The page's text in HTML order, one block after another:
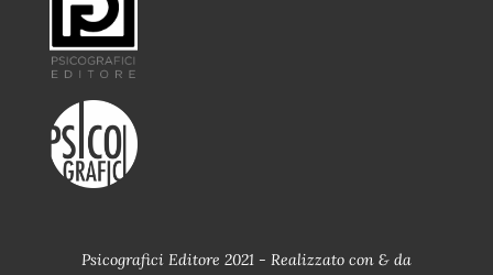
Psicografici Editore 2021 - Realizzato con & da